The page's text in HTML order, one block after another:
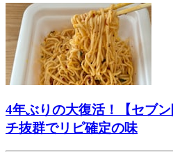
4年ぶりの大復活！【セブ
チ抜群でリピ確定の味